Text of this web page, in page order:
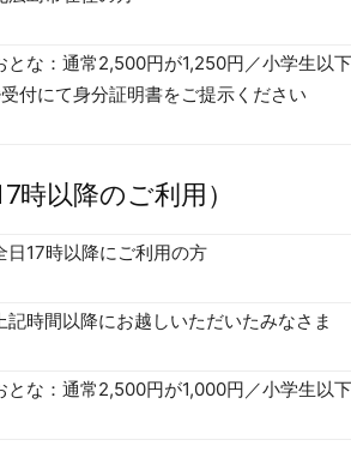
とな：通常2,500円が1,250円／小学生以
付にて身分証明書をご提示ください
時以降のご利用）
日17時以降にご利用の方
記時間以降にお越しいただいたみなさま
とな：通常2,500円が1,000円／小学生以